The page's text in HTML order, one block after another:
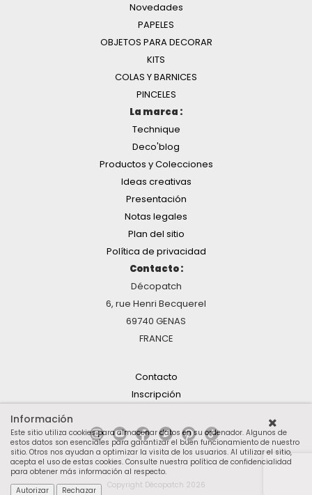
Novedades
PAPELES
OBJETOS PARA DECORAR
KITS
COLAS Y BARNICES
PINCELES
La marca :
Technique
Deco'blog
Productos y Colecciones
Ideas creativas
Presentación
Notas legales
Plan del sitio
Política de privacidad
Contacto :
Décopatch
6, rue Henri Becquerel
69740 GENAS
FRANCE
Contacto
Inscripción
Copyright Décopatch 2026
Información
Este sitio utiliza cookies para almacenar datos en su ordenador. Algunos de
estos datos son esenciales para garantizar el buen funcionamiento de nuestro
sitio. Otros nos ayudan a optimizar la visita de los usuarios. Al utilizar el sitio,
acepta el uso de estas cookies. Consulte nuestra política de confidencialidad
para obtener más información al respecto.
Autorizar
Rechazar